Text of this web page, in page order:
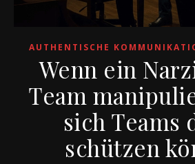
AUTHENTISCHE
Wenn ein
Team
sich Teams
schützen